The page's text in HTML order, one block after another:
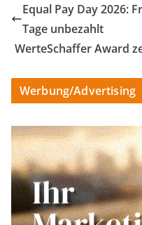
Equal Pay Day 2026:
Tage unbezahlt
WerteSchaffer Award
Werbung/Advertising